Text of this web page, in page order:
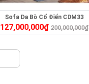
Sofa Da Bò Cổ Điển CDM33
127,000,000₫ 200,000,000₫